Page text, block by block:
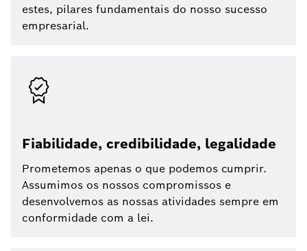
estes, pilares fundamentais do nosso sucesso
empresarial.
Fiabilidade, credibilidade, legalidade
Prometemos apenas o que podemos cumprir.
Assumimos os nossos compromissos e
desenvolvemos as nossas atividades sempre em
conformidade com a lei.